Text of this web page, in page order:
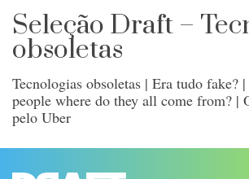
Seleção Draft –
obsoletas
Tecnologias obsoletas | Era tudo
people where do they all come from? |
pelo Uber